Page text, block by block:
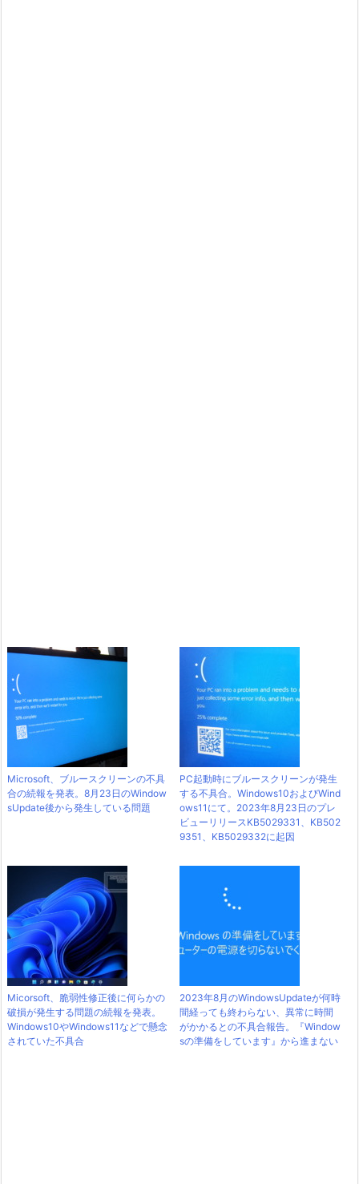
Microsoft、ブルースクリーンの不具
合の続報を発表。8月23日のWindow
sUpdate後から発生している問題
PC起動時にブルースクリーンが発生
する不具合。Windows10およびWind
ows11にて。2023年8月23日のプレ
ビューリリースKB5029331、KB502
9351、KB5029332に起因
Micorsoft、脆弱性修正後に何らかの
破損が発生する問題の続報を発表。
Windows10やWindows11などで懸念
されていた不具合
2023年8月のWindowsUpdateが何時
間経っても終わらない、異常に時間
がかかるとの不具合報告。『Window
sの準備をしています』から進まない